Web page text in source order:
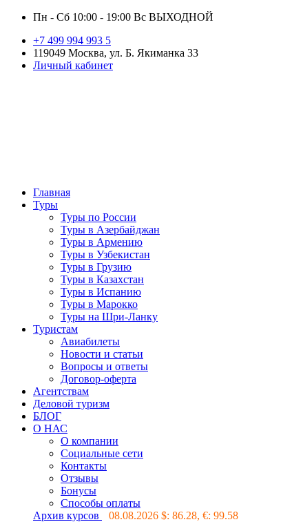
Пн - Сб 10:00 - 19:00 Вс ВЫХОДНОЙ
+7 499 994 993 5
119049 Москва, ул. Б. Якиманка 33
Личный кабинет
Главная
Туры
Туры по России
Туры в Азербайджан
Туры в Армению
Туры в Узбекистан
Туры в Грузию
Туры в Казахстан
Туры в Испанию
Туры в Марокко
Туры на Шри-Ланку
Туристам
Авиабилеты
Новости и статьи
Вопросы и ответы
Договор-оферта
Агентствам
Деловой туризм
БЛОГ
О НАС
О компании
Социальные сети
Контакты
Отзывы
Бонусы
Способы оплаты
Архив курсов
08.08.2026 $: 86.28, €: 99.58